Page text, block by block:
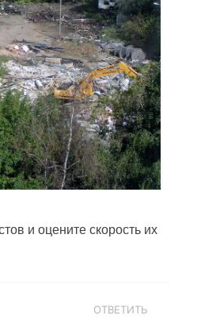
и оцените скорость их
ОТВЕТИТЬ